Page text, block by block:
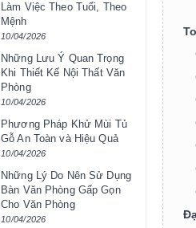
Làm Việc Theo Tuổi, Theo
Mệnh
10/04/2026
Những Lưu Ý Quan Trọng
Khi Thiết Kế Nội Thất Văn
Phòng
10/04/2026
Phương Pháp Khử Mùi Tủ
Gỗ An Toàn và Hiệu Quả
10/04/2026
Những Lý Do Nên Sử Dụng
Bàn Văn Phòng Gấp Gọn
Cho Văn Phòng
10/04/2026